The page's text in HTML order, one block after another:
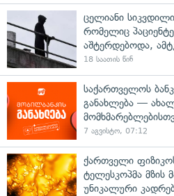
ცელიანი
რომელიც
აშტერდებოდა,
18 საათის წინ
საქართველოს
განახლება —
7 აგვისტო, 07:12
ქართველი
ტელესკოპმა მზის
უნიკალური